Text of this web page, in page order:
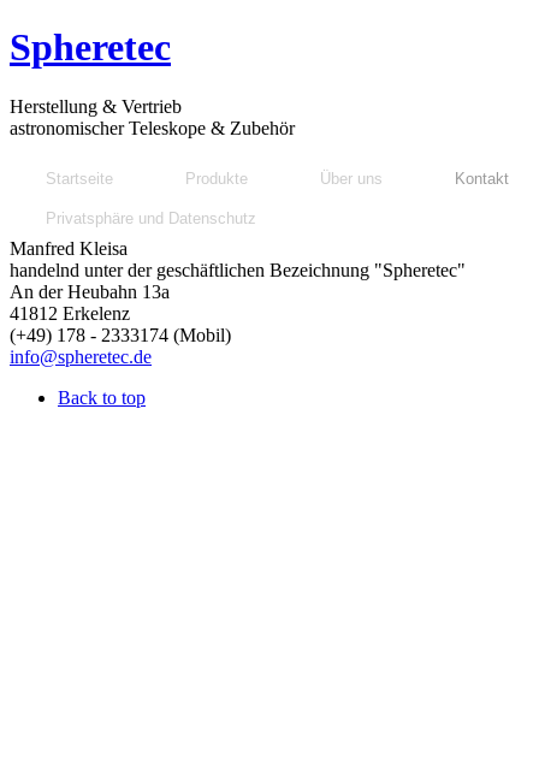
Spheretec
Herstellung & Vertrieb
astronomischer Teleskope & Zubehör
Startseite Produkte Über uns Kontakt
Privatsphäre und Datenschutz
Manfred Kleisa
handelnd unter der geschäftlichen Bezeichnung "Spheretec"
An der Heubahn 13a
41812 Erkelenz
(+49) 178 - 2333174 (Mobil)
info@spheretec.de
Back to top